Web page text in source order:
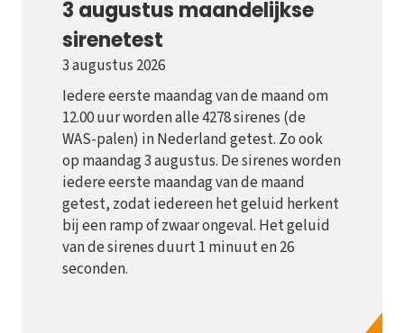
3 augustus maandelijkse
sirenetest
3 augustus 2026
Iedere eerste maandag van de maand om
12.00 uur worden alle 4278 sirenes (de
WAS-palen) in Nederland getest. Zo ook
op maandag 3 augustus. De sirenes worden
iedere eerste maandag van de maand
getest, zodat iedereen het geluid herkent
bij een ramp of zwaar ongeval. Het geluid
van de sirenes duurt 1 minuut en 26
seconden.